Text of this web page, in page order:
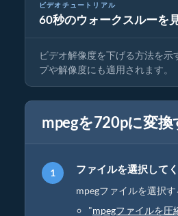
ビデオチュートリアル
60秒のウォークスルーを
mpeg解像度を下げる方法（簡単
ビデオ解像度を下げる方法を
プや解像度にも適用されます。
mpegを720pに変換
ファイルを選択してく
mpegファイルを選択
"mpegファイルを圧